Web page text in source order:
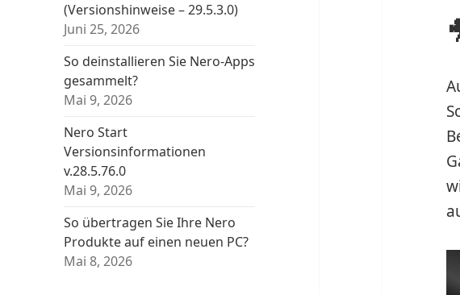
(Versionshinweise – 29.5.3.0)
Juni 25, 2026
So deinstallieren Sie Nero-Apps
gesammelt?
Mai 9, 2026
Nero Start
Versionsinformationen
v.28.5.76.0
Mai 9, 2026
So übertragen Sie Ihre Nero
Produkte auf einen neuen PC?
Mai 8, 2026